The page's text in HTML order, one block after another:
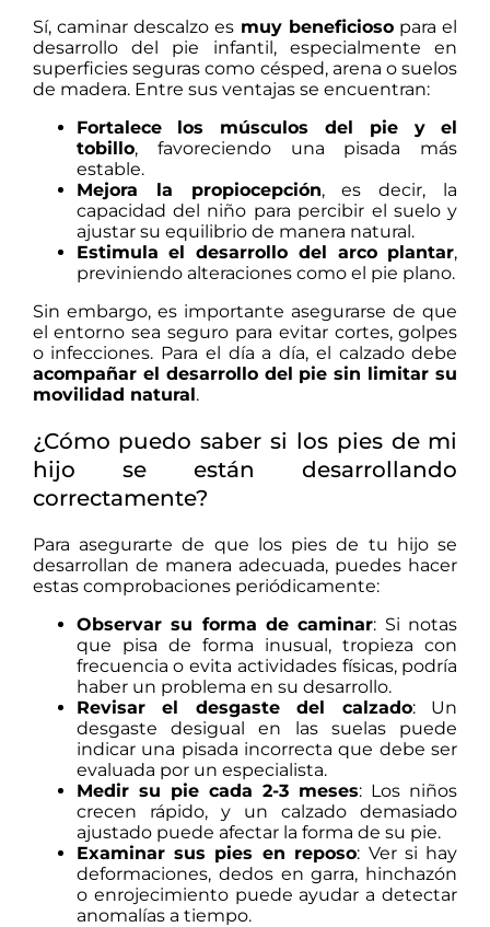
Sí, caminar descalzo es muy beneficiosopara el
desarrollo del pie infantil, especialmente en
superficies seguras como césped, arena o suelos
de madera. Entre sus ventajas se encuentran:
Fortalece los músculos del pie y el
tobillo, favoreciendo una pisada más
estable.
Mejora la propiocepción, es decir, la
capacidad del niño para percibir el suelo y
ajustar su equilibrio de manera natural.
Estimula el desarrollo del arco plantar,
previniendo alteraciones como el pie plano.
Sin embargo, es importante asegurarse de que
el entorno sea seguro para evitar cortes, golpes
o infecciones. Para el día a día, el calzado debe
acompañar el desarrollo del pie sin limitar su
movilidad natural.
¿Cómo puedo saber si los pies de mi
hijo se están desarrollando
correctamente?
Para asegurarte de que los pies de tu hijo se
desarrollan de manera adecuada, puedes hacer
estas comprobaciones periódicamente:
Observar su forma de caminar: Si notas
que pisa de forma inusual, tropieza con
frecuencia o evita actividades físicas, podría
haber un problema en su desarrollo.
Revisar el desgaste del calzado: Un
desgaste desigual en las suelas puede
indicar una pisada incorrecta que debe ser
evaluada por un especialista.
Medir su pie cada 2-3 meses: Los niños
crecen rápido, y un calzado demasiado
ajustado puede afectar la forma de su pie.
Examinar sus pies en reposo: Ver si hay
deformaciones, dedos en garra, hinchazón
o enrojecimiento puede ayudar a detectar
anomalías a tiempo.